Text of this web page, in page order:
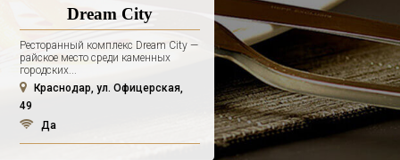
Dream City
Ресторанный комплекс Dream City —
райское место среди каменных
городских...
Краснодар, ул. Офицерская,
49
Да